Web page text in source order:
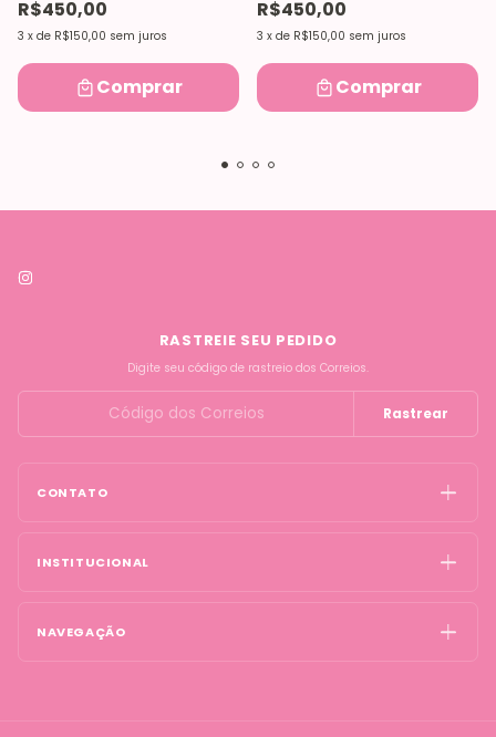
R$450,00
3 x de R$150,00 sem juros
Comprar
R$450,00
3 x de R$150,00 sem juros
Comprar
RASTREIE SEU PEDIDO
Digite seu código de rastreio dos Correios.
Rastrear
CONTATO
INSTITUCIONAL
NAVEGAÇÃO